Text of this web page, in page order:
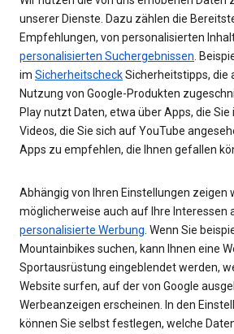
unserer Dienste. Dazu zählen die
Empfehlungen, von personalisierten
personalisierten Suchergebnissen .
im SicherheitscheckSicherheitstipps, die
Nutzung von Google-Produkten
Play nutzt Daten, etwa über Apps, die
Videos, die Sie sich auf YouTube
Apps zu empfehlen, die Ihnen gefallen
Abhängig von Ihren Einstellungen zeigen
möglicherweise auch auf Ihre Interessen
personalisierte Werbung . Wenn Sie
Mountainbikes suchen, kann Ihnen eine
Sportausrüstung eingeblendet werden,
Website surfen, auf der von Google
Werbeanzeigen erscheinen. In den
können Sie selbst festlegen, welche